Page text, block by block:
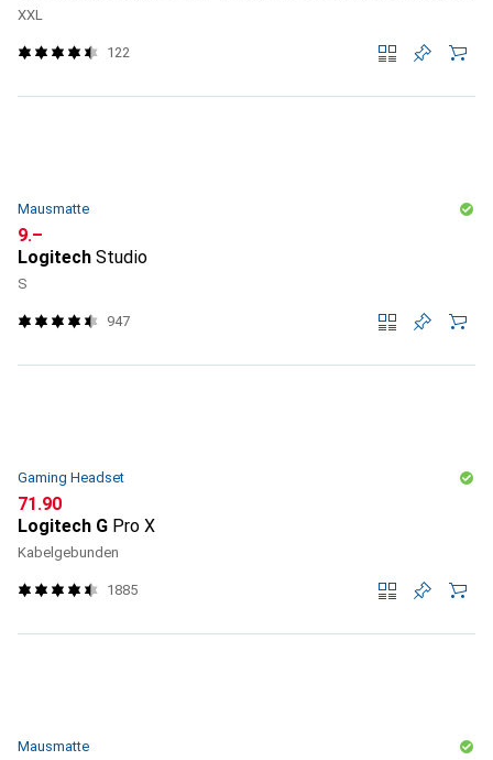
XXL
122
Mausmatte
CHF
9.–
Logitech Studio
S
947
Gaming Headset
CHF
71.90
Logitech G Pro X
Kabelgebunden
1885
Mausmatte